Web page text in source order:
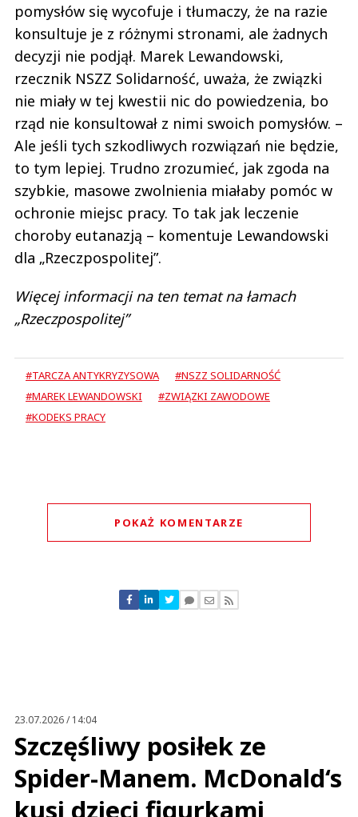
pomysłów się wycofuje i tłumaczy, że na razie
konsultuje je z różnymi stronami, ale żadnych
decyzji nie podjął. Marek Lewandowski,
rzecznik NSZZ Solidarność, uważa, że związki
nie miały w tej kwestii nic do powiedzenia, bo
rząd nie konsultował z nimi swoich pomysłów. –
Ale jeśli tych szkodliwych rozwiązań nie będzie,
to tym lepiej. Trudno zrozumieć, jak zgoda na
szybkie, masowe zwolnienia miałaby pomóc w
ochronie miejsc pracy. To tak jak leczenie
choroby eutanazją – komentuje Lewandowski
dla „Rzeczpospolitej”.
Więcej informacji na ten temat na łamach
„Rzeczpospolitej”
#TARCZA ANTYKRYZYSOWA
#NSZZ SOLIDARNOŚĆ
#MAREK LEWANDOWSKI
#ZWIĄZKI ZAWODOWE
#KODEKS PRACY
POKAŻ KOMENTARZE
Nie znaleziono komentarzy
Zostaw swoje komentarze
23.07.2026 / 14:04
Szczęśliwy posiłek ze
Spider-Manem. McDonald‘s
kusi dzieci figurkami